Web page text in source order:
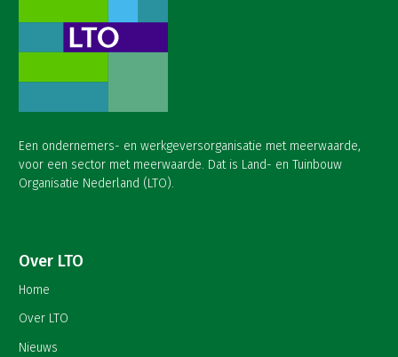
Een ondernemers- en werkgeversorganisatie met meerwaarde,
voor een sector met meerwaarde. Dat is Land- en Tuinbouw
Organisatie Nederland (LTO).
Over LTO
Home
Over LTO
Nieuws